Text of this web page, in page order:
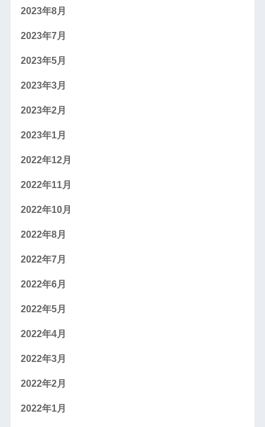
2023年8月
2023年7月
2023年5月
2023年3月
2023年2月
2023年1月
2022年12月
2022年11月
2022年10月
2022年8月
2022年7月
2022年6月
2022年5月
2022年4月
2022年3月
2022年2月
2022年1月